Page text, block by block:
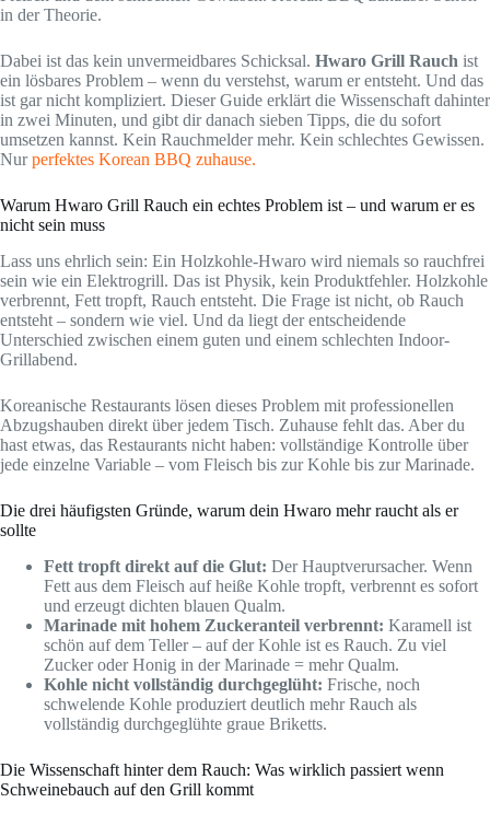
in der Theorie.
Dabei ist das kein unvermeidbares Schicksal. Hwaro Grill Rauch ist
ein lösbares Problem – wenn du verstehst, warum er entsteht. Und das
ist gar nicht kompliziert. Dieser Guide erklärt die Wissenschaft dahinter
in zwei Minuten, und gibt dir danach sieben Tipps, die du sofort
umsetzen kannst. Kein Rauchmelder mehr. Kein schlechtes Gewissen.
Nurperfektes Korean BBQ zuhause.
Warum Hwaro Grill Rauch ein echtes Problem ist – und warum er es
nicht sein muss
Lass uns ehrlich sein: Ein Holzkohle-Hwaro wird niemals so rauchfrei
sein wie ein Elektrogrill. Das ist Physik, kein Produktfehler. Holzkohle
verbrennt, Fett tropft, Rauch entsteht. Die Frage ist nicht, ob Rauch
entsteht – sondern wie viel. Und da liegt der entscheidende
Unterschied zwischen einem guten und einem schlechten Indoor-
Grillabend.
Koreanische Restaurants lösen dieses Problem mit professionellen
Abzugshauben direkt über jedem Tisch. Zuhause fehlt das. Aber du
hast etwas, das Restaurants nicht haben: vollständige Kontrolle über
jede einzelne Variable – vom Fleisch bis zur Kohle bis zur Marinade.
Die drei häufigsten Gründe, warum dein Hwaro mehr raucht als er
sollte
Fett tropft direkt auf die Glut: Der Hauptverursacher. Wenn
Fett aus dem Fleisch auf heiße Kohle tropft, verbrennt es sofort
und erzeugt dichten blauen Qualm.
Marinade mit hohem Zuckeranteil verbrennt: Karamell ist
schön auf dem Teller – auf der Kohle ist es Rauch. Zu viel
Zucker oder Honig in der Marinade = mehr Qualm.
Kohle nicht vollständig durchgeglüht: Frische, noch
schwelende Kohle produziert deutlich mehr Rauch als
vollständig durchgeglühte graue Briketts.
Die Wissenschaft hinter dem Rauch: Was wirklich passiert wenn
Schweinebauch auf den Grill kommt